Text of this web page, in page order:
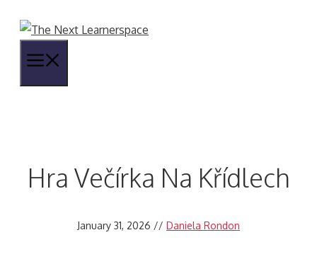
content
Hra Večírka Na Křídlech
January 31, 2026 // Daniela Rondon